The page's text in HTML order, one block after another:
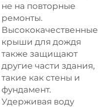
не на повторные
ремонты.
Высококачественные
крыши для дождя
также защищают
другие части здания,
такие как стены и
фундамент.
Удерживая воду